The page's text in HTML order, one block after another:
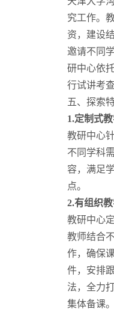
究工作。
资，建设
邀请不同
研中心依
行试讲考
五、探索
1.定制式
教研中心
不同学科
容，满足
点。
2.有组织
教研中心
教师结合
作，确保
件，安排
法，全力
集体备课